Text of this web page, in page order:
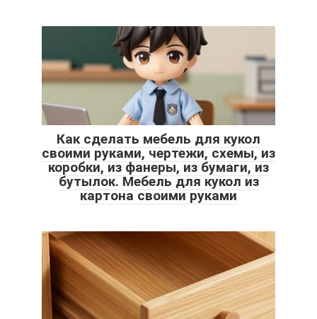
Как сделать мебель для кукол
своими руками, чертежи, схемы, из
коробки, из фанеры, из бумаги, из
бутылок. Мебель для кукол из
картона своими руками